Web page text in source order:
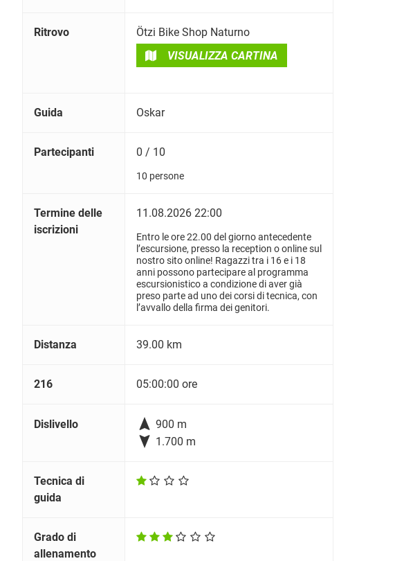
Ritrovo
Ötzi Bike Shop Naturno
VISUALIZZA CARTINA
Guida Oskar
Partecipanti 0 / 10
10 persone
Termine delle
iscrizioni
11.08.2026 22:00
Entro le ore 22.00 del giorno antecedente
l’escursione, presso la reception o online sul
nostro sito online! Ragazzi tra i 16 e i 18
anni possono partecipare al programma
escursionistico a condizione di aver già
preso parte ad uno dei corsi di tecnica, con
l’avvallo della firma dei genitori.
Distanza 39.00 km
216 05:00:00 ore
Dislivello  900 m
 1.700 m
Tecnica di
guida
Grado di
allenamento